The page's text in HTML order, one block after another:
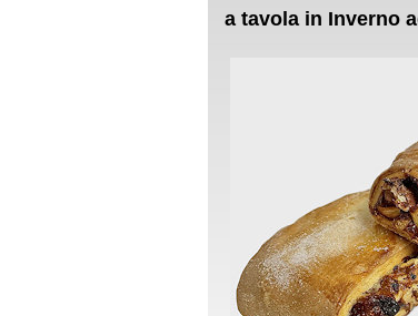
a tavola in Inverno